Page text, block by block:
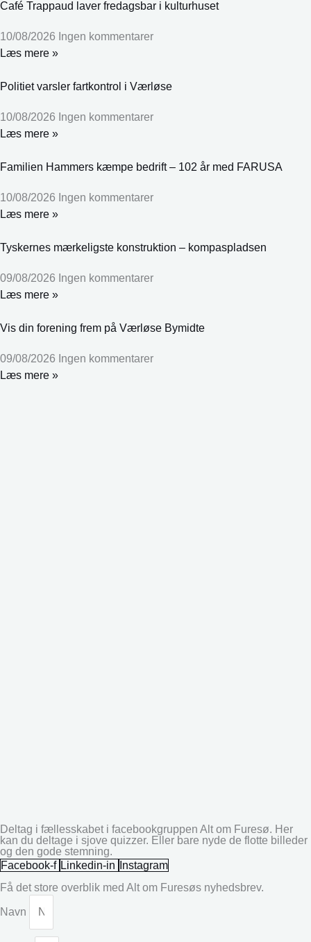
Café Trappaud laver fredagsbar i kulturhuset
10/08/2026 Ingen kommentarer
Læs mere »
Politiet varsler fartkontrol i Værløse
10/08/2026 Ingen kommentarer
Læs mere »
Familien Hammers kæmpe bedrift – 102 år med FARUSA
10/08/2026 Ingen kommentarer
Læs mere »
Tyskernes mærkeligste konstruktion – kompaspladsen
09/08/2026 Ingen kommentarer
Læs mere »
Vis din forening frem på Værløse Bymidte
09/08/2026 Ingen kommentarer
Læs mere »
Deltag i fællesskabet i facebookgruppen Alt om Furesø. Her
kan du deltage i sjove quizzer. Eller bare nyde de flotte billeder
og den gode stemning.
Facebook-f Linkedin-in
Instagram
Få det store overblik med Alt om Furesøs nyhedsbrev.
Navn